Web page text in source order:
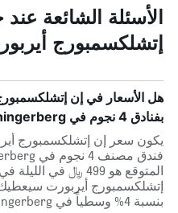
الأسئلة الشائعة
إتشلكسمبورج
هل الأسعار في إن إتشلكسمبورج
بفنادق 4 نجوم في Senningerberg؟
يكون سعر إن إتشلكسمبورج
بنسبة 4% وسطياً في Senningerberg.